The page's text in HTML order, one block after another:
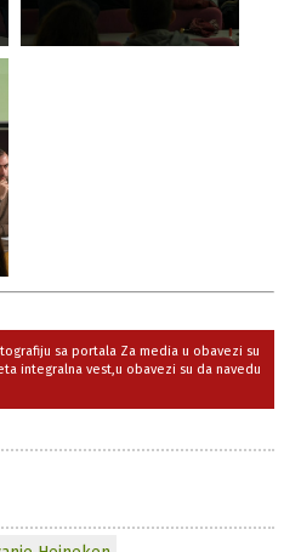
sa portala Za media u obavezi su
integralna vest,u obavezi su da navedu